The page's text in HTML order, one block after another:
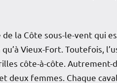
la Côte sous-le-vent qui
Vieux-Fort. Toutefois,
côte-à-côte. Autrement-
deux femmes. Chaque